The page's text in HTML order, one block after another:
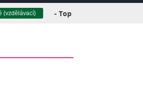
- Top pohádky (klikněte pro